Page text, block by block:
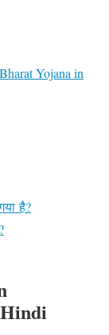
Yojana in
है?